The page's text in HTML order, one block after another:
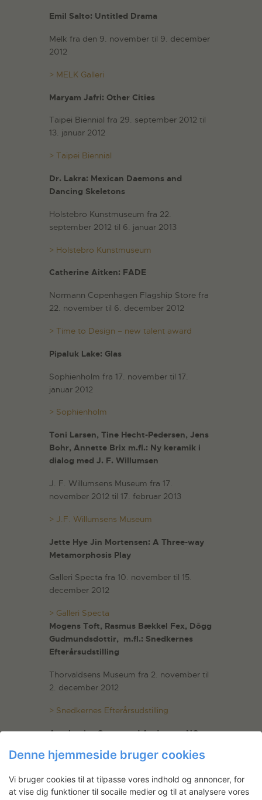
Emil Salto: Untitled Drama
Melk fra den 9. november til 9. december
2012
> MELK Galleri
Maryam Jafri: Other Cities
Taipei Biennial fra 29. september 2012 til
13. januar 2012
> Taipei Biennial
Dr. Lakra: Mexican Daemons and
Dancing Skeletons
Holstebro Kunstmuseum fra 22.
september 2012 til 6. januar 2013
> Holstebro Kunstmuseum
Catherine Aitken: FADE
Normann Copenhagen Flagship Store fra
22. november til 6. december 2012
> Time to Design – new talent award
Pipaluk Lake: Glas
Sophienholm fra 17. november til 17.
januar 2012
> Sophienholm
Toni Larsen, Tine Hecht-Pedersen, Jens
Bohr, Annette Brix m.fl.: Ny keramik i
dialog med J. F. Willumsen
J. F. Willumsens Museum fra 17.
november 2012 til 17. februar 2013
> J.F. Willumsens Museum
Jette Hye Jin Mortensen: A Three-way
Metamorphosis Play
Galleri Specta fra 10. november til 15.
december 2012
> Galleri Specta
Mogens Toft, Rasmus Bækkel Fex, Dôgg
Gudmundsdottir, m.fl.: Snedkernes
Efterårsudstilling
Thorvaldsens Museum fra 2. november til
2. december 2012
> Snedkernes Efterårsudstilling
Ann Louise Overgaard Andersen: NO
december 2012
Denne hjemmeside bruger cookies
Vi bruger cookies til at tilpasse vores indhold og annoncer, for
at vise dig funktioner til socaile medier og til at analysere vores